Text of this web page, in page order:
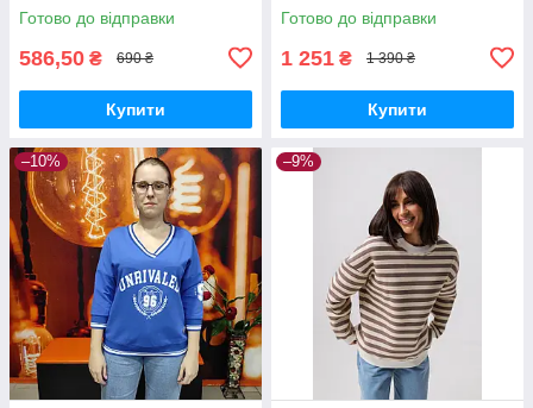
Готово до відправки
586,50 ₴ 690 ₴
Купити
Готово до відправки
1 251 ₴ 1 390 ₴
Купити
–10% –9%